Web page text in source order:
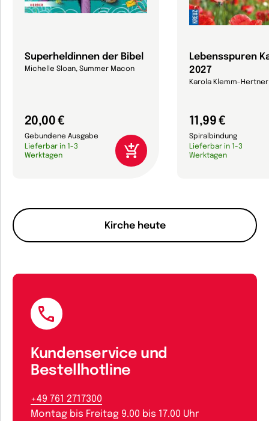
Kirche heute
Superheldinnen der Bibel
Michelle Sloan, Summer Macon
20,00 €
Gebundene Ausgabe
Lieferbar in 1-3
Werktagen
Lebensspuren
2027
Karola Klemm-Hertner
11,99 €
Spiralbindung
Lieferbar in 1-3
Werktagen
Kundenservice und
Bestellhotline
+49 761 2717300
Montag bis Freitag 9.00 bis 17.00 Uhr